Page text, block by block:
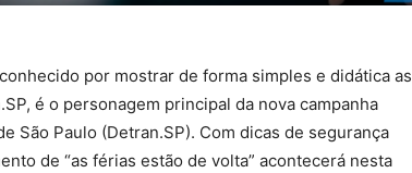
por mostrar de forma simples e didática as
é o personagem principal da nova campanha
São Paulo (Detran.SP). Com dicas de segurança
de “as férias estão de volta” acontecerá nesta